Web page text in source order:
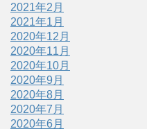
2021年2月
2021年1月
2020年12月
2020年11月
2020年10月
2020年9月
2020年8月
2020年7月
2020年6月